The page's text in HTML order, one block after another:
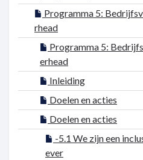
Programma 5:
rhead
Programma 5:
erhead
Inleiding
Doelen en acties
Doelen en acties
-5.1 We zijn een
ever